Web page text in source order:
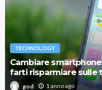
TECHNOLOGY
Cambiare
farti risparmiare sulle
god 1 anno ago